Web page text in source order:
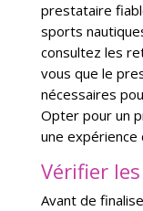
prestataire
sports
consultez les
vous que le
nécessaires
Opter pour un
une expérience
Vérifier
Avant de